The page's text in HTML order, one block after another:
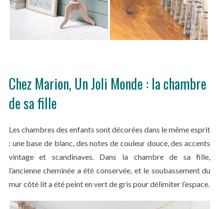
Chez Marion, Un Joli Monde : la chambre
de sa fille
Les chambres des enfants sont décorées dans le même esprit
: une base de blanc, des notes de couleur douce, des accents
vintage et scandinaves. Dans la chambre de sa fille,
l’ancienne cheminée a été conservée, et le soubassement du
mur côté lit a été peint en vert de gris pour délimiter l’espace.